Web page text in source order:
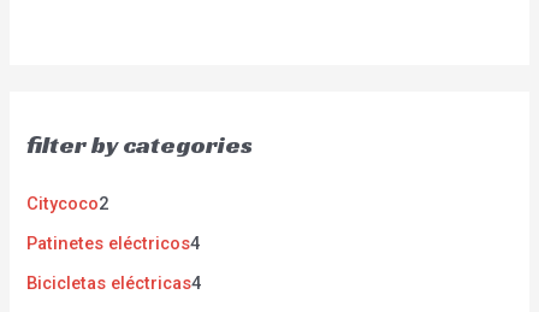
filter by categories
Citycoco2
Patinetes eléctricos4
Bicicletas eléctricas4